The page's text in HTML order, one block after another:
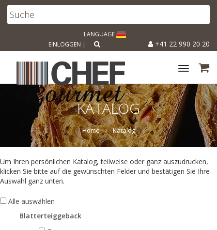
LANGUAGE
+41 22 990 20 20
EINLOGGEN |
Toggle
KATALOG
Home Katalog
Um Ihren persönlichen Katalog, teilweise oder ganz auszudrucken,
klicken Sie bitte auf die gewünschten Felder und bestätigen Sie Ihre
Auswahl ganz unten.
Alle auswählen
Blatterteiggeback